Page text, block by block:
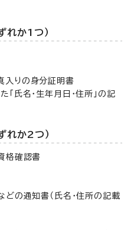
れか1つ）
入りの身分証明書
「氏名・生年月日・住所」の記
れか2つ）
格確認書
どの通知書（氏名・住所の記載